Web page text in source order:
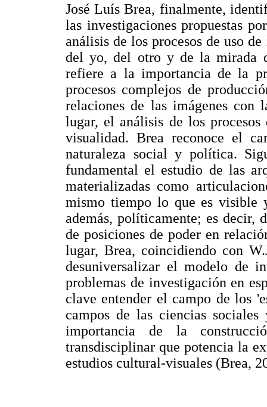
José Luís Brea, finalmente,
las investigaciones propuestas
análisis de los procesos de uso
del yo, del otro y de la mirada
refiere a la importancia de la
procesos complejos de
relaciones de las imágenes
lugar, el análisis de los
visualidad. Brea reconoce el
naturaleza social y política.
fundamental el estudio de las
materializadas como
mismo tiempo lo que es visible
además, políticamente; es decir,
de posiciones de poder en
lugar, Brea, coincidiendo con
desuniversalizar el modelo de
problemas de investigación en
clave entender el campo de los
campos de las ciencias
importancia de la
transdisciplinar que potencia la
estudios cultural-visuales (Brea,